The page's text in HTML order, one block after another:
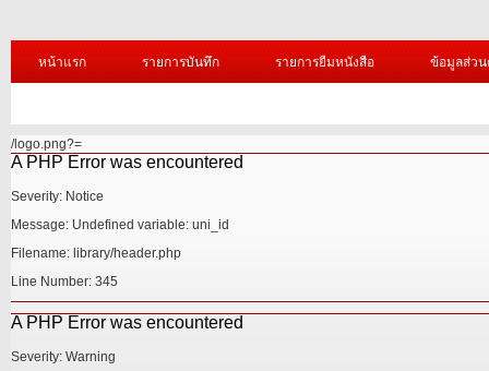
หน้าแรก รายการบันทึก รายการยืมหนังสือ ข้อมูลส่ว
/logo.png?=
A PHP Error was encountered
Severity: Notice
Message: Undefined variable: uni_id
Filename: library/header.php
Line Number: 345
A PHP Error was encountered
Severity: Warning